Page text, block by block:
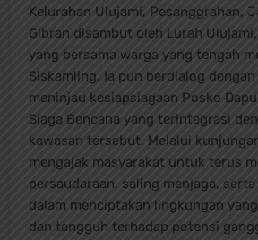
Kelurahan Ulujami, Pesanggrahan,
Gibran disambut oleh Lurah
yang bersama warga yang tengah
Siskamling. Ia pun berdialog
meninjau kesiapsiagaan Posko
Siaga Bencana yang terintegrasi
kawasan tersebut. Melalui
mengajak masyarakat untuk terus
persaudaraan, saling menjaga,
dalam menciptakan lingkungan
dan tangguh terhadap potensi